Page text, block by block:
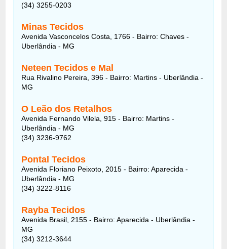
(34) 3255-0203
Minas Tecidos
Avenida Vasconcelos Costa, 1766 - Bairro: Chaves -
Uberlândia - MG
Neteen Tecidos e Mal
Rua Rivalino Pereira, 396 - Bairro: Martins - Uberlândia -
MG
O Leão dos Retalhos
Avenida Fernando Vilela, 915 - Bairro: Martins -
Uberlândia - MG
(34) 3236-9762
Pontal Tecidos
Avenida Floriano Peixoto, 2015 - Bairro: Aparecida -
Uberlândia - MG
(34) 3222-8116
Rayba Tecidos
Avenida Brasil, 2155 - Bairro: Aparecida - Uberlândia -
MG
(34) 3212-3644